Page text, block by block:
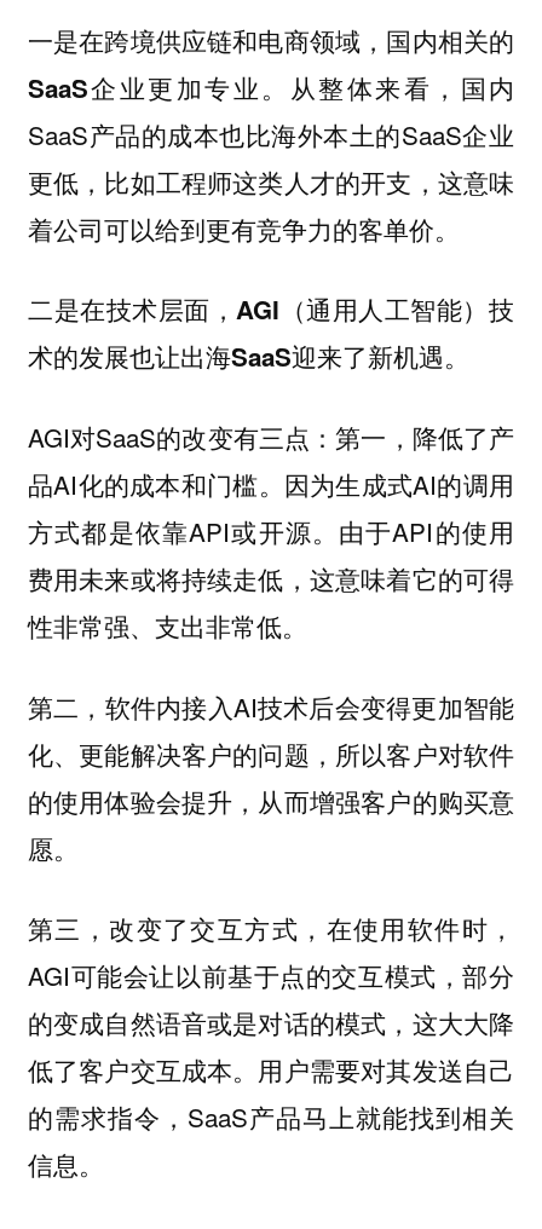
一是在跨境供应链和电商领域，国内相关的
SaaS企业更加专业。
从整体来看，国内
SaaS产品的成本也比海外本土的SaaS企业
更低，比如工程师这类人才的开支，这意味
着公司可以给到更有竞争力的客单价。
二是在技术层面，AGI（通用人工智能）技
术的发展也让出海SaaS迎来了新机遇。
AGI对SaaS的改变有三点：第一，降低了产
品AI化的成本和门槛。因为生成式AI的调用
方式都是依靠API或开源。由于API的使用
费用未来或将持续走低，这意味着它的可得
性非常强、支出非常低。
第二，软件内接入AI技术后会变得更加智能
化、更能解决客户的问题，所以客户对软件
的使用体验会提升，从而增强客户的购买意
愿。
第三，改变了交互方式，在使用软件时，
AGI可能会让以前基于点的交互模式，部分
的变成自然语音或是对话的模式，这大大降
低了客户交互成本。用户需要对其发送自己
的需求指令，SaaS产品马上就能找到相关
信息。